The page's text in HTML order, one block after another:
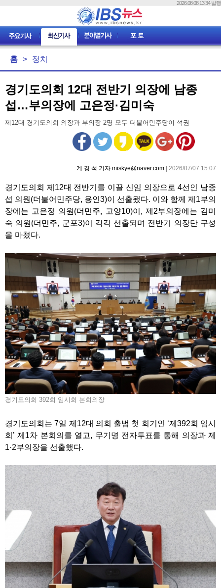
2026.08.08 13:34 발행
홈 > 정치
경기도의회 12대 전반기 의장에 남종
섭…부의장에 고은정·김미숙
제12대 경기도의회 의장과 부의장 2명 모두 더불어민주당이 석권
계 경 석 기자 miskye@naver.com | 2026/07/07 15:07
경기도의회 제12대 전반기를 이끌 신임 의장으로 4선인 남종
섭 의원(더불어민주당, 용인3)이 선출됐다. 이와 함께 제1부의
장에는 고은정 의원(더민주, 고양10)이, 제2부의장에는 김미
숙 의원(더민주, 군포3)이 각각 선출되며 전반기 의장단 구성
을 마쳤다.
경기도의회 392회 임시회 본회의장
경기도의회는 7일 제12대 의회 출범 첫 회기인 ‘제392회 임시
회’ 제1차 본회의를 열고, 무기명 전자투표를 통해 의장과 제
1·2부의장을 선출했다.